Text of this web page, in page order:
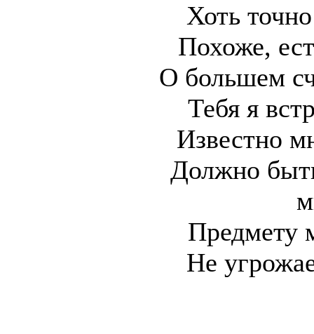
Хоть
Похоже,
О большем
Тебя я
Известно
Должно
Предмету
Не